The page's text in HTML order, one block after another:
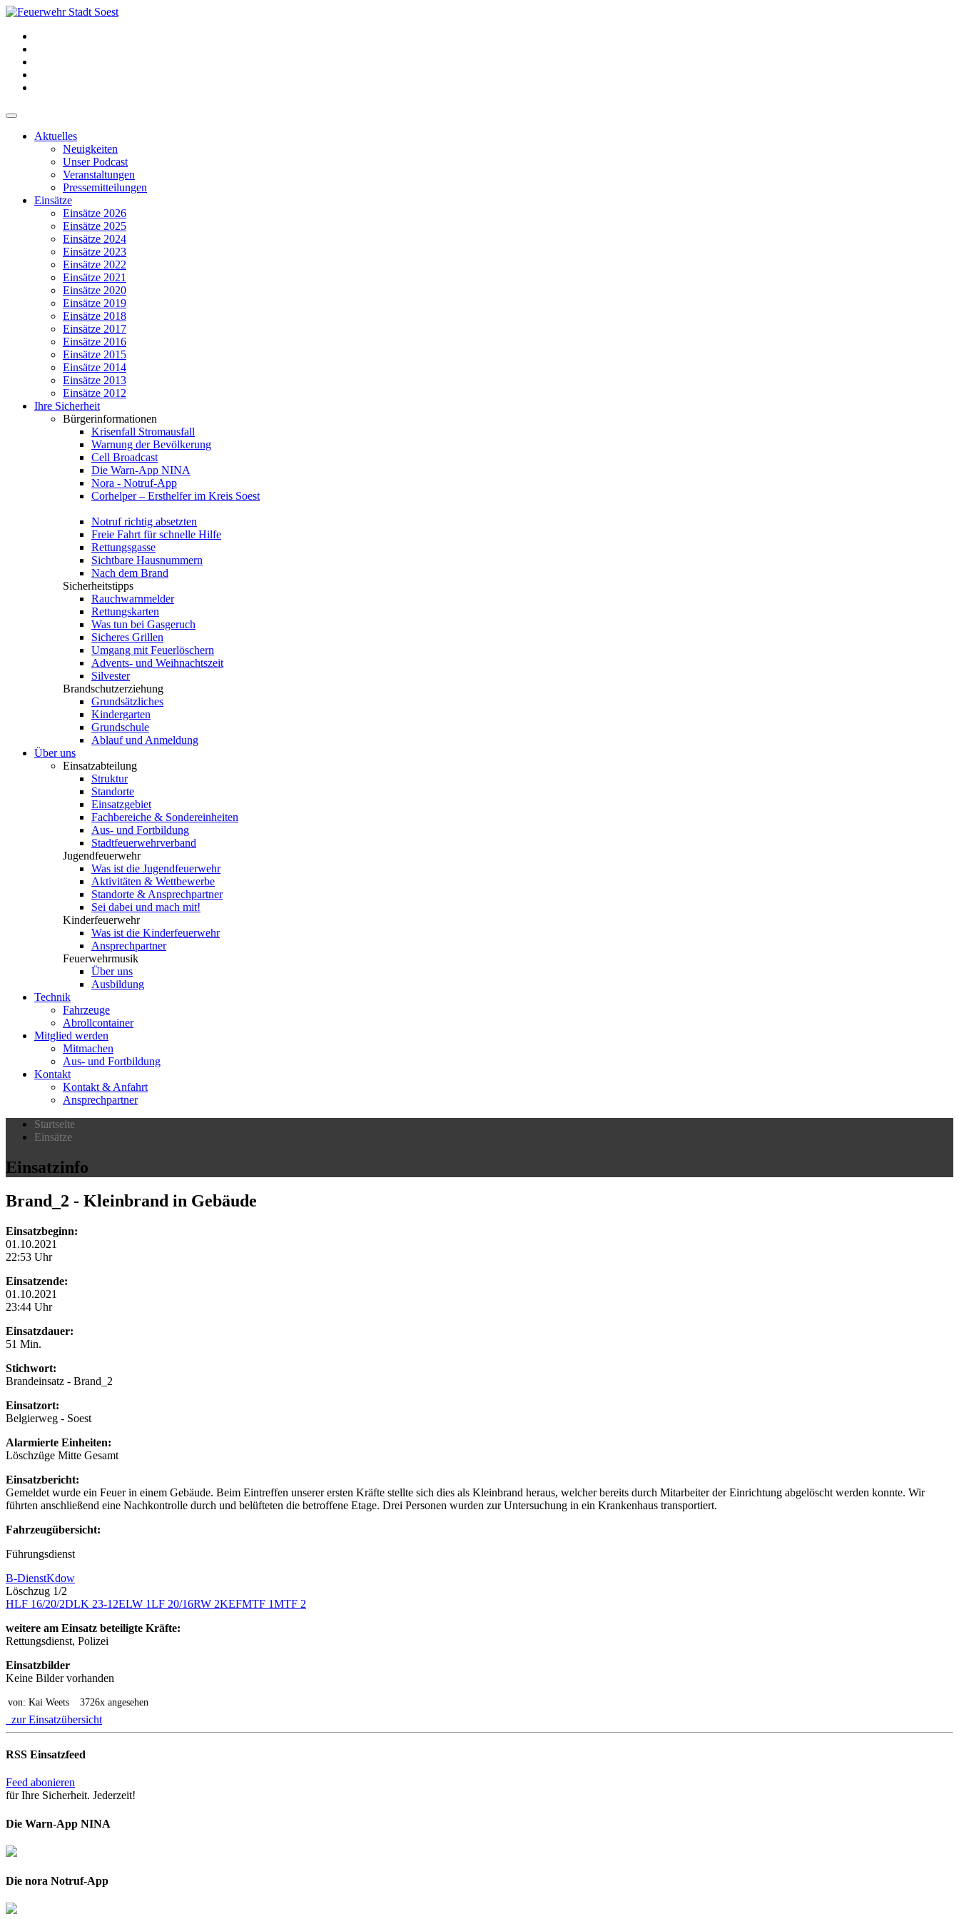
Aktuelles
Neuigkeiten
Unser Podcast
Veranstaltungen
Pressemitteilungen
Einsätze
Einsätze 2026
Einsätze 2025
Einsätze 2024
Einsätze 2023
Einsätze 2022
Einsätze 2021
Einsätze 2020
Einsätze 2019
Einsätze 2018
Einsätze 2017
Einsätze 2016
Einsätze 2015
Einsätze 2014
Einsätze 2013
Einsätze 2012
Ihre Sicherheit
Bürgerinformationen
Krisenfall Stromausfall
Warnung der Bevölkerung
Cell Broadcast
Die Warn-App NINA
Nora - Notruf-App
Corhelper – Ersthelfer im Kreis Soest
Notruf richtig absetzten
Freie Fahrt für schnelle Hilfe
Rettungsgasse
Sichtbare Hausnummern
Nach dem Brand
Sicherheitstipps
Rauchwarnmelder
Rettungskarten
Was tun bei Gasgeruch
Sicheres Grillen
Umgang mit Feuerlöschern
Advents- und Weihnachtszeit
Silvester
Brandschutzerziehung
Grundsätzliches
Kindergarten
Grundschule
Ablauf und Anmeldung
Über uns
Einsatzabteilung
Struktur
Standorte
Einsatzgebiet
Fachbereiche & Sondereinheiten
Aus- und Fortbildung
Stadtfeuerwehrverband
Jugendfeuerwehr
Was ist die Jugendfeuerwehr
Aktivitäten & Wettbewerbe
Standorte & Ansprechpartner
Sei dabei und mach mit!
Kinderfeuerwehr
Was ist die Kinderfeuerwehr
Ansprechpartner
Feuerwehrmusik
Über uns
Ausbildung
Technik
Fahrzeuge
Abrollcontainer
Mitglied werden
Mitmachen
Aus- und Fortbildung
Kontakt
Kontakt & Anfahrt
Ansprechpartner
Startseite
Einsätze
Einsatzinfo
Brand_2 - Kleinbrand in Gebäude
Einsatzbeginn:
01.10.2021
22:53 Uhr
Einsatzende:
01.10.2021
23:44 Uhr
Einsatzdauer:
51 Min.
Stichwort:
Brandeinsatz - Brand_2
Einsatzort:
Belgierweg - Soest
Alarmierte Einheiten:
Löschzüge Mitte Gesamt
Einsatzbericht:
Gemeldet wurde ein Feuer in einem Gebäude. Beim Eintreffen unserer ersten Kräfte stellte sich dies als Kleinbrand heraus, welcher bereits durch Mitarbeiter der Einrichtung abgelöscht werden konnte. Wir
führten anschließend eine Nachkontrolle durch und belüfteten die betroffene Etage. Drei Personen wurden zur Untersuchung in ein Krankenhaus transportiert.
Fahrzeugübersicht:
Führungsdienst
B-DienstKdow
Löschzug 1/2
HLF 16/20/2DLK 23-12ELW 1LF 20/16RW 2KEFMTF 1MTF 2
weitere am Einsatz beteiligte Kräfte:
Rettungsdienst, Polizei
Einsatzbilder
Keine Bilder vorhanden
von: Kai Weets 3726x angesehen
zur Einsatzübersicht
RSS Einsatzfeed
Feed abonieren
für Ihre Sicherheit. Jederzeit!
Die Warn-App NINA
Die nora Notruf-App